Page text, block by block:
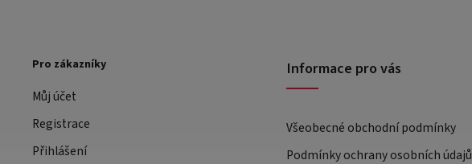
Pro zákazníky
Můj účet
Registrace
Přihlášení
Informace pro vás
Všeobecné obchodní podmínky
Podmínky ochrany osobních údajů